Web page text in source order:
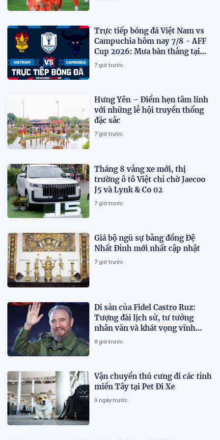
Trực tiếp bóng đá Việt Nam vs
Campuchia hôm nay 7/8 - AFF
Cup 2026: Mưa bàn thắng tại
Mỹ Đình?
7 giờ trước
Hưng Yên – Điểm hẹn tâm linh
với những lễ hội truyền thống
đặc sắc
7 giờ trước
Tháng 8 vắng xe mới, thị
trường ô tô Việt chỉ chờ Jaecoo
J5 và Lynk & Co 02
7 giờ trước
Giá bộ ngũ sự bằng đồng Đệ
Nhất Đỉnh mới nhất cập nhật
7 giờ trước
Di sản của Fidel Castro Ruz:
Tượng đài lịch sử, tư tưởng
nhân văn và khát vọng vĩnh
hằng
8 giờ trước
Vận chuyển thú cưng đi các tỉnh
miền Tây tại Pet Đi Xe
3 ngày trước